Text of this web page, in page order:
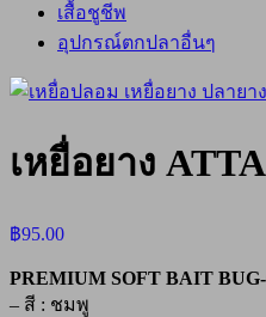
เสื้อชูชีพ
อุปกรณ์ตกปลาอื่นๆ
เหยื่อยาง
฿95.00
PREMIUM SOFT BAIT BUG-
– สี : ชมพู